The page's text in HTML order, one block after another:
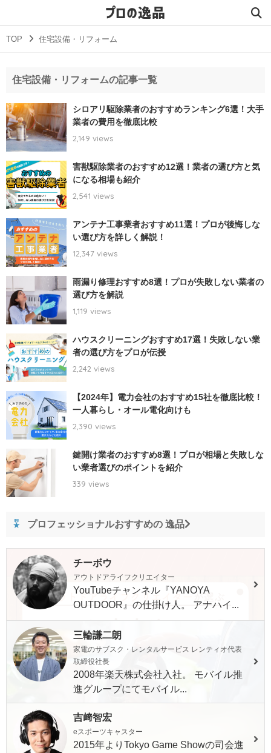
プロの逸品
TOP 住宅設備・リフォーム
住宅設備・リフォームの記事一覧
シロアリ駆除業者のおすすめランキング6選！大手
業者の費用を徹底比較
2,149 views
害獣駆除業者のおすすめ12選！業者の選び方と気
になる相場も紹介
2,541 views
アンテナ工事業者おすすめ11選！プロが後悔しな
い選び方を詳しく解説！
12,347 views
雨漏り修理おすすめ8選！プロが失敗しない業者の
選び方を解説
1,119 views
ハウスクリーニングおすすめ17選！失敗しない業
者の選び方をプロが伝授
2,242 views
【2024年】電力会社のおすすめ15社を徹底比較！
一人暮らし・オール電化向けも
2,390 views
鍵開け業者のおすすめ8選！プロが相場と失敗しな
い業者選びのポイントを紹介
339 views
プロフェッショナルおすすめの 逸品
チーボウ
アウトドアライフクリエイター
YouTubeチャンネル『YANOYA
OUTDOOR』の仕掛け人。 アナハイ...
三輪謙二朗
家電のサブスク・レンタルサービス レンティオ代表
取締役社長
2008年楽天株式会社入社。 モバイル推
進グループにてモバイル...
吉﨑智宏
eスポーツキャスター
2015年よりTokyo Game Showの司会進